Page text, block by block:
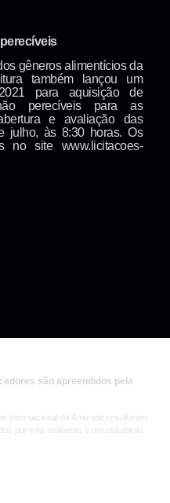
gêneros alimentícios da
também lançou um
para aquisição de
perecíveis para as
e avaliação das
julho, às 8:30 horas. Os
no site www.licitacoes-
são apreendidos pela
Internacional da Amizade resultaram
por três mulheres e um estudante